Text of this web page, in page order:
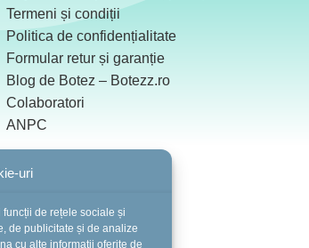
uri
de rețele sociale și
de publicitate și de analize
cu alte informații oferite de
Termeni și condiții
Politica de confidențialitate
Formular retur și garanție
Blog de Botez – Botezz.ro
Colaboratori
ANPC